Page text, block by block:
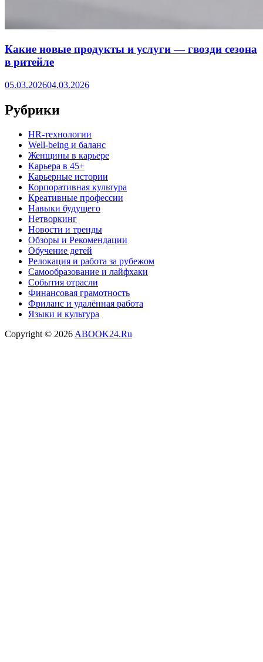
Какие новые продукты и услуги — гвозди сезона
в ритейле
05.03.202604.03.2026
Рубрики
HR‑технологии
Well-being и баланс
Женщины в карьере
Карьера в 45+
Карьерные истории
Корпоративная культура
Креативные профессии
Навыки будущего
Нетворкинг
Новости и тренды
Обзоры и Рекомендации
Обучение детей
Релокация и работа за рубежом
Самообразование и лайфхаки
События отрасли
Финансовая грамотность
Фриланс и удалённая работа
Языки и культура
Copyright © 2026ABOOK24.Ru